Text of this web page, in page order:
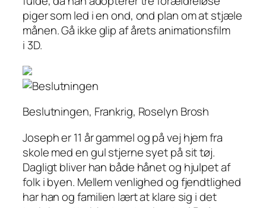
piger som led i en ond, ond plan om at stjæle
månen. Gå ikke glip af årets animationsfilm
i 3D.
Beslutningen, Frankrig, Roselyn Brosh
Joseph er 11 år gammel og på vej hjem fra
skole med en gul stjerne syet på sit tøj.
Dagligt bliver han både hånet og hjulpet af
folk i byen. Mellem venlighed og fjendtlighed
har han og familien lært at klare sig i det